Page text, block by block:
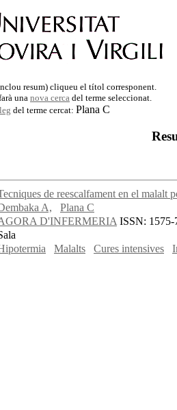
resum) cliqueu el títol corresponent.
una nova cerca del terme seleccionat.
del terme cercat: Plana C
de reescalfament en el malalt
A,
Plana C
D'INFERMERIAISSN: 1575-
Malalts Cures intensives